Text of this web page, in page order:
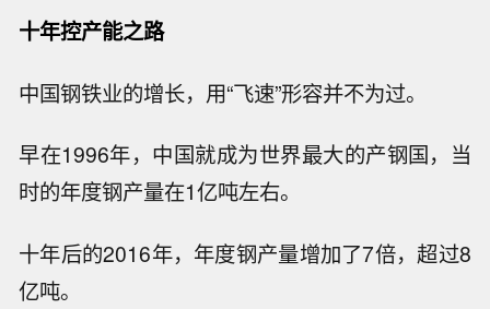
十年控产能之路
中国钢铁业的增长，用“飞速”形容并不为过。
早在1996年，中国就成为世界最大的产钢国，当
时的年度钢产量在1亿吨左右。
十年后的2016年，年度钢产量增加了7倍，超过8
亿吨。